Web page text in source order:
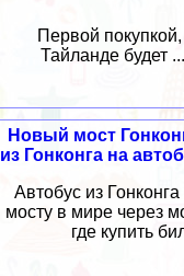
Первой покупкой,
Тайланде будет
Новый мост
из Гонконга на
Автобус из
мосту в мире через
где купить